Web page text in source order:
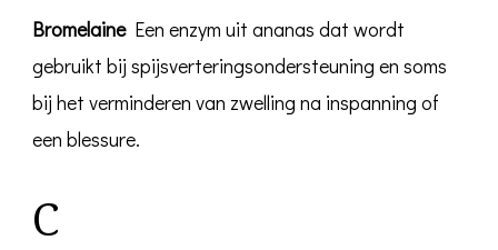
BromelaineEen enzym uit ananas dat wordt
gebruikt bij spijsverteringsondersteuning en soms
bij het verminderen van zwelling na inspanning of
een blessure.
C